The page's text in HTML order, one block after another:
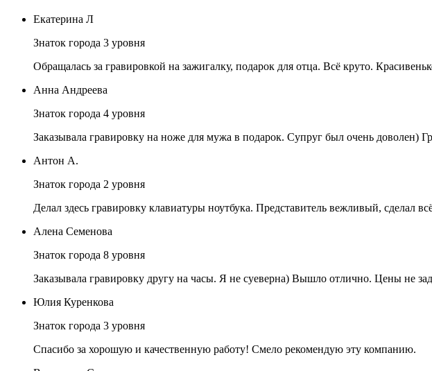
Екатерина Л
Знаток города 3 уровня
Обращалась за гравировкой на зажигалку, подарок для отца. Всё круто.
Анна Андреева
Знаток города 4 уровня
Заказывала гравировку на ноже для мужа в подарок. Супруг был очень доволен)
Антон А.
Знаток города 2 уровня
Делал здесь гравировку клавиатуры ноутбука. Представитель вежливый, сделал
Алена Семенова
Знаток города 8 уровня
Заказывала гравировку другу на часы. Я не суеверна) Вышло отлично. Цены не
Юлия Куренкова
Знаток города 3 уровня
Спасибо за хорошую и качественную работу! Смело рекомендую эту компанию.